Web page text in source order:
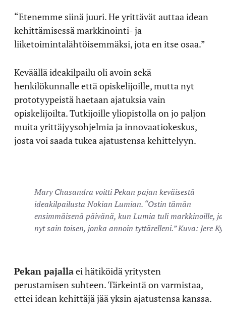
“Etenemme siinä juuri. He yrittävät auttaa idean
kehittämisessä markkinointi- ja
liiketoimintalähtöisemmäksi, jota en itse osaa.”
Keväällä ideakilpailu oli avoin sekä
henkilökunnalle että opiskelijoille, mutta nyt
prototyypeistä haetaan ajatuksia vain
opiskelijoilta. Tutkijoille yliopistolla on jo paljon
muita yrittäjyysohjelmia ja innovaatiokeskus,
josta voi saada tukea ajatustensa kehittelyyn.
Mary Chasandra voitti Pekan pajan keväisestä
ideakilpailusta Nokian Lumian. “Ostin tämän
ensimmäisenä päivänä, kun Lumia tuli markkinoille, ja
nyt sain toisen, jonka annoin tyttärelleni.” Kuva: Jere
Pekan pajallaei hätiköidä yritysten
perustamisen suhteen. Tärkeintä on varmistaa,
ettei idean kehittäjä jää yksin ajatustensa kanssa.